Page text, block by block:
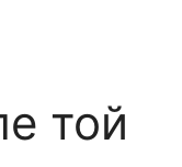
той